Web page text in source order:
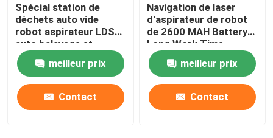
Spécial station de
déchets auto vide
robot aspirateur LDS
auto balayage et
nettoyage
meilleur prix
Contact
Navigation de laser
d'aspirateur de robot
de 2600 MAH Battery
Long Work Time
meilleur prix
Contact